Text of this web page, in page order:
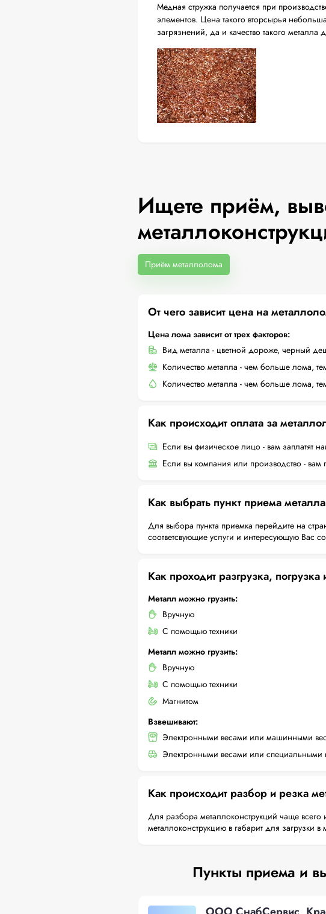
Медная стружка получается при
элементов. Цена такого вторсырья
загрязнений, да и качество такого металла
Ищете приём,
Приём металлолома
От чего зависит цена на
Цена лома зависит от трех факторов:
Вид металла - цветной дороже, черный
Количество металла - чем больше лома,
Количество металла - чем больше лома,
Как происходит оплата за
Если вы физическое лицо - вам заплатят
Если вы компания или производство - вам
Как выбрать пункт приема
Для выбора пункта приемка перейдите на
соответсвующие услуги и интересующую Вас
Как проходит разгрузка,
Металл можно грузить:
Вручную
С помощью техники
Металл можно грузить:
Вручную
С помощью техники
Магнитом
Взвешивают:
Электронными весами или машинными
Электронными весами или специальными
Как происходит разбор и резка
Для разбора металлоконструкций чаще
металлоконструкцию в габарит для загрузки
Пункты приема и